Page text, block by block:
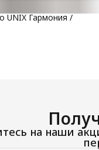
UNIX Гармония /
на наши